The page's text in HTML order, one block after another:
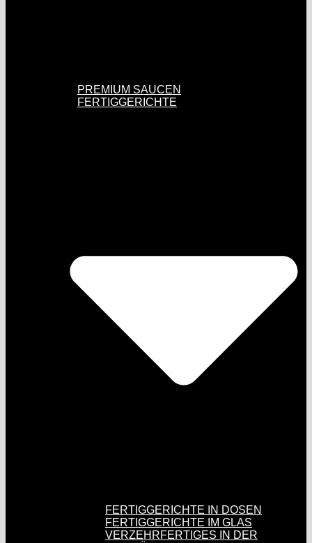
PREMIUM SAUCEN
FERTIGGERICHTE
FERTIGGERICHTE IN DOSEN
FERTIGGERICHTE IM GLAS
VERZEHRFERTIGES IN DER